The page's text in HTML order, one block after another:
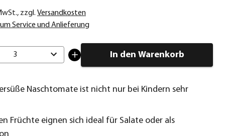
, zzgl. Versandkosten
Service und Anlieferung
3 In den Warenkorb
Naschtomate ist nicht nur bei Kindern sehr
Früchte eignen sich ideal für Salate oder als